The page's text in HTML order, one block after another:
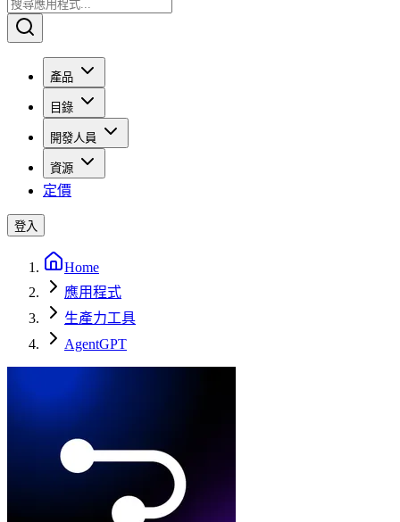
產品
目錄
開發人員
資源
定價
登入
Home
應用程式
生產力工具
AgentGPT